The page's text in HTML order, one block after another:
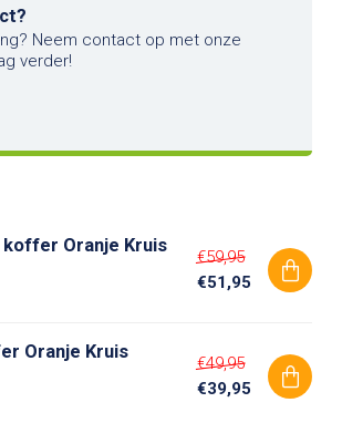
Neem contact op met onze
verder!
koffer Oranje Kruis
€59,95
€51,95
Oranje Kruis
€49,95
€39,95